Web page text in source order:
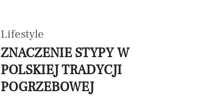
Lifestyle
ZNACZENIE STYPY W
POLSKIEJ TRADYCJI
POGRZEBOWEJ